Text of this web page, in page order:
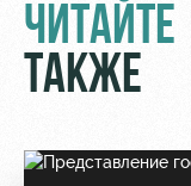
ЧИТАЙТЕ
ТАКЖЕ